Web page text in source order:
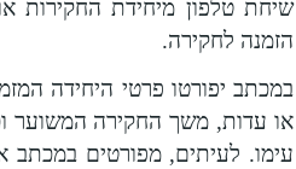
שיחת טלפון מיחידת החקירות
הזמנה לחקירה.
במכתב יפורטו פרטי היחידה
או עדות, משך החקירה המשוער
עימו. לעיתים, מפורטים